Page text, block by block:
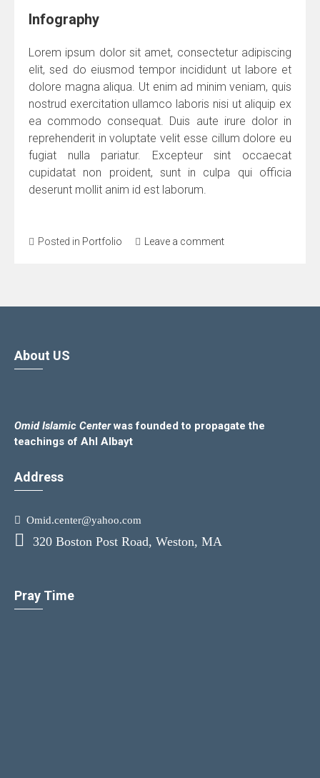
Infography
Lorem ipsum dolor sit amet, consectetur adipiscing
elit, sed do eiusmod tempor incididunt ut labore et
dolore magna aliqua. Ut enim ad minim veniam, quis
nostrud exercitation ullamco laboris nisi ut aliquip ex
ea commodo consequat. Duis aute irure dolor in
reprehenderit in voluptate velit esse cillum dolore eu
fugiat nulla pariatur. Excepteur sint occaecat
cupidatat non proident, sunt in culpa qui officia
deserunt mollit anim id est laborum.
Posted in Portfolio Leave a comment
About US
Omid Islamic Centerwas founded to propagate the
teachings of Ahl Albayt
Address
Omid.center@yahoo.com
320 Boston Post Road, Weston, MA
Pray Time